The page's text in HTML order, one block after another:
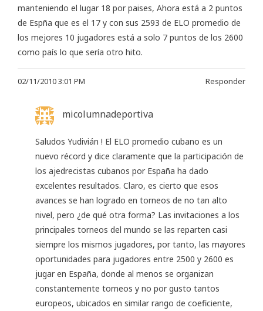
manteniendo el lugar 18 por paises, Ahora está a 2 puntos
de Espña que es el 17 y con sus 2593 de ELO promedio de
los mejores 10 jugadores está a solo 7 puntos de los 2600
como país lo que sería otro hito.
02/11/2010 3:01 PM Responder
micolumnadeportiva
Saludos Yudivián ! El ELO promedio cubano es un
nuevo récord y dice claramente que la participación de
los ajedrecistas cubanos por España ha dado
excelentes resultados. Claro, es cierto que esos
avances se han logrado en torneos de no tan alto
nivel, pero ¿de qué otra forma? Las invitaciones a los
principales torneos del mundo se las reparten casi
siempre los mismos jugadores, por tanto, las mayores
oportunidades para jugadores entre 2500 y 2600 es
jugar en España, donde al menos se organizan
constantemente torneos y no por gusto tantos
europeos, ubicados en similar rango de coeficiente,